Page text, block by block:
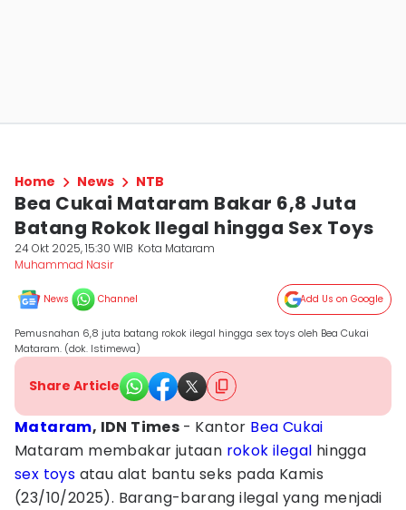
Home News NTB
Bea Cukai Mataram Bakar 6,8 Juta
Batang Rokok Ilegal hingga Sex Toys
24 Okt 2025, 15:30 WIB Kota Mataram
Muhammad Nasir
News Channel Add Us on Google
Pemusnahan 6,8 juta batang rokok ilegal hingga sex toys oleh Bea Cukai
Mataram. (dok. Istimewa)
Share Article
Mataram, IDN Times - Kantor Bea Cukai
Mataram membakar jutaan rokok ilegal hingga
sex toys atau alat bantu seks pada Kamis
(23/10/2025). Barang-barang ilegal yang menjadi